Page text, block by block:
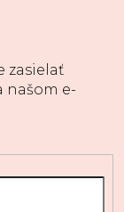
zasielať
našom e-